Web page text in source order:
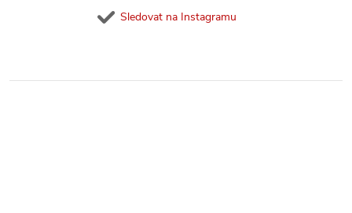
Sledovat na Instagramu